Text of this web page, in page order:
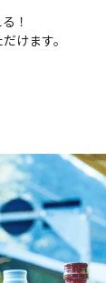
！
けます。